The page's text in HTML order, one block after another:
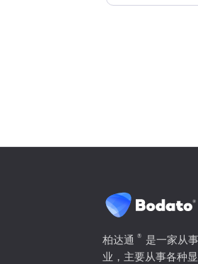
柏达通 ®
是一家从事
业，主要从事各种